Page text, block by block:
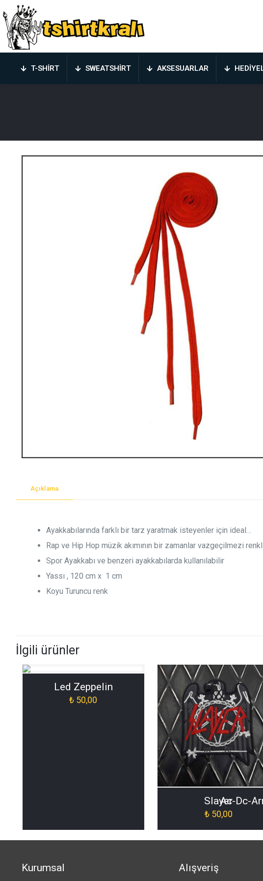
T-SHIRT SWEATSHIRT AKSESUARLAR
Açıklama
Ayakkabılarında farklı bir tarz yaratmak isteyenler için ideal…
Rap ve Hip Hop müzik akımının bir zamanlar vazgeçilmezi
Spor Ayakkabı ve benzeri ayakkabılarda kullanılabilir
Yassı , 120 cm x 1 cm
Koyu Turuncu renk
İlgili ürünler
Led Zeppelin
₺ 50,00
Slayer
₺50,00
Ac-Dc-
Kurumsal Alışveriş